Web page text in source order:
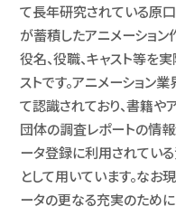
て長年研究されている原
が蓄積したアニメーション
役名、役職、キャスト等を
ストです。アニメーション
て認識されており、書籍や
団体の調査レポートの情
ータ登録に利用されてい
として用いています。なお
ータの更なる充実のため